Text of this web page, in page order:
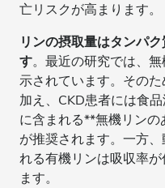
亡リスクが高まります。
リンの摂取量はタンパ
す。最近の研究では、
示されています。その
加え、CKD患者には食
に含まれる**無機リン
が推奨されます。一方
れる有機リンは吸収率
ます。